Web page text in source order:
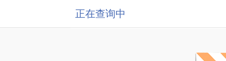
正在查询中